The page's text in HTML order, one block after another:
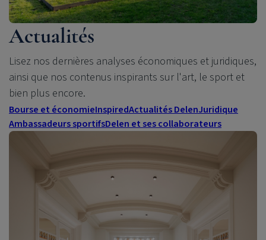
Actualités
Lisez nos dernières analyses économiques et juridiques,
ainsi que nos contenus inspirants sur l'art, le sport et
bien plus encore.
Bourse et économieInspiredActualités DelenJuridique
Ambassadeurs sportifsDelen et ses collaborateurs